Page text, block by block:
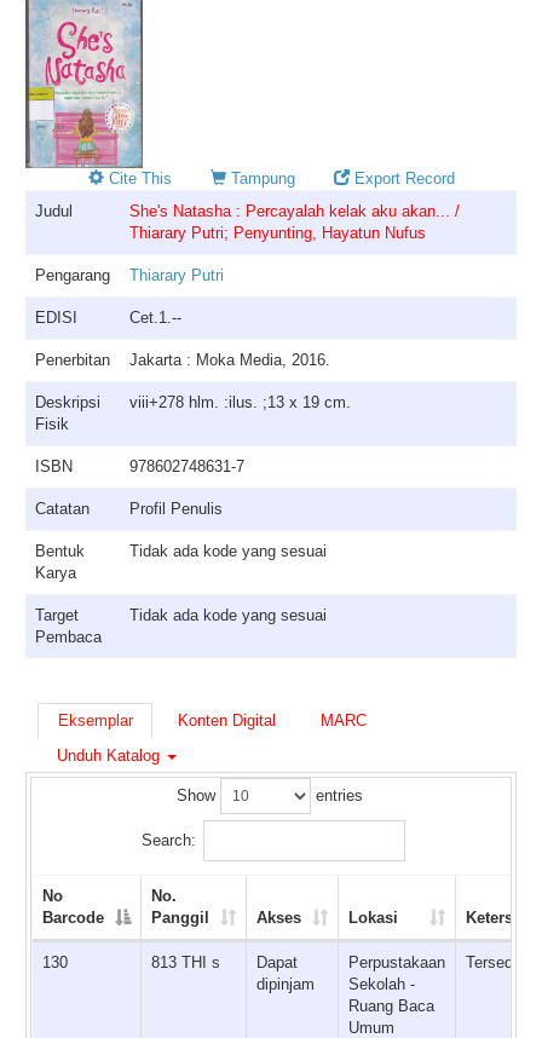
Cite This Tampung
Export Record
Judul
She's Natasha : Percayalah kelak aku akan... /
Thiarary Putri; Penyunting, Hayatun Nufus
Pengarang Thiarary Putri
EDISI Cet.1.--
Penerbitan Jakarta : Moka Media, 2016.
Deskripsi
Fisik
viii+278 hlm. :ilus. ;13 x 19 cm.
ISBN 978602748631-7
Catatan Profil Penulis
Bentuk
Karya
Tidak ada kode yang sesuai
Target
Pembaca
Tidak ada kode yang sesuai
Eksemplar Konten Digital
MARC
Unduh Katalog
Show entries
Search:
No
Barcode
No.
Panggil
Akses Lokasi
130 813 THI s
Dapat
dipinjam
Perpustakaan
Sekolah -
Ruang Baca
Umum
Tersedia